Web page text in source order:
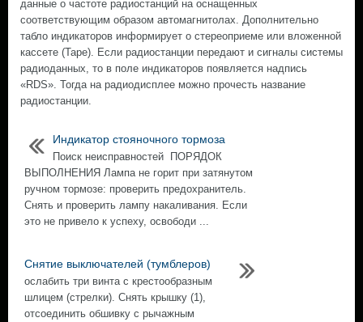
данные о частоте радиостанций на оснащенных
соответствующим образом автомагнитолах. Дополнительно
табло индикаторов информирует о стереоприеме или вложенной
кассете (Tape). Если радиостанции передают и сигналы системы
радиоданных, то в поле индикаторов появляется надпись
«RDS». Тогда на радиодисплее можно прочесть название
радиостанции.
Индикатор стояночного тормоза
Поиск неисправностей ПОРЯДОК
ВЫПОЛНЕНИЯ Лампа не горит при затянутом
ручном тормозе: проверить предохранитель.
Снять и проверить лампу накаливания. Если
это не привело к успеху, освободи ...
Снятие выключателей (тумблеров)
ослабить три винта с крестообразным
шлицем (стрелки). Снять крышку (1),
отсоединить обшивку с рычажным